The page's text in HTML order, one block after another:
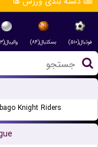
فوتبال(۵۱۰) بسکتبال(۸۴) والیبال(۲۳)
Knight Riders